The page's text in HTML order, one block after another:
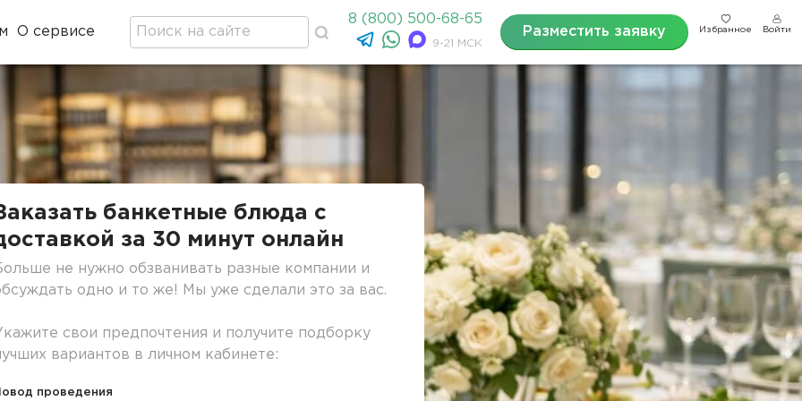
О сервисе
8 (800) 500-68-65
9-21 МСК
Разместить заявку Избранное Войти
банкетные блюда с
за 30 минут онлайн
не нужно обзванивать разные компании и
одно и то же! Мы уже сделали это за вас.
свои предпочтения и получите подборку
вариантов в личном кабинете:
проведения